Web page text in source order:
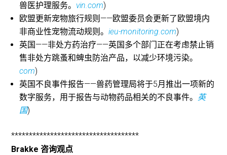
兽医护理服务。 vin.com)
欧盟更新宠物旅行规则——欧盟委员会更新了欧盟境内
非商业性宠物流动规则。ieu-monitoring.com)
英国——非处方药治疗——英国多个部门正在考虑禁止销
售非处方跳蚤和蜱虫防治产品，以减少环境污染。
com)
英国不良事件报告——兽药管理局将于5月推出一项新的
数字服务，用于报告与动物药品相关的不良事件。 英
国)
************************************
Brakke 咨询观点